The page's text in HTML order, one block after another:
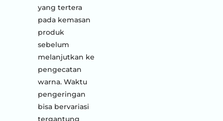
yang tertera
pada kemasan
produk
sebelum
melanjutkan ke
pengecatan
warna. Waktu
pengeringan
bisa bervariasi
tergantung